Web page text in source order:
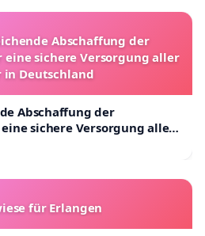
und die dafür
schnellstens zu
Röttenbach
verfügt über 100 Mbit/s
Häusern.
Abschaffung der
sichere Versorgung aller
in Deutschland
Abschaffung der
sichere Versorgung aller
für Erlangen